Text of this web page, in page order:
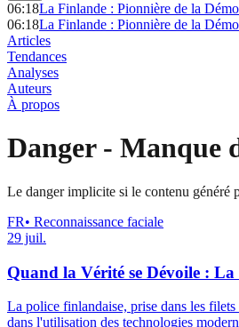
06:18La Finlande : Pionnière de la
06:18La Finlande : Pionnière de la
Articles
Tendances
Analyses
Auteurs
À propos
Danger- Manque
Le danger implicite si le contenu généré
FR• Reconnaissance faciale
29 juil.
Quand la Vérité se Dévoile : La
La police finlandaise, prise dans les
dans l'utilisation des technologies